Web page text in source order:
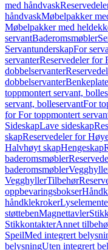
med håndvask
håndvaskMøbelpakker
Møbelpakker med
servantBaderomsmøbler
ServantunderskapFor
servanterReservedeler for
dobbelservanter
dobbelservanter
toppmontert servant,
servant, bolleservantFor
for For toppmontert
SideskapLave sideskap
skapReservedeler for
Halvhøyt skapHengeskap
baderomsmøbler
baderomsmøbler
VegghyllerTilbehør
oppbevaringsbokser
håndklekroker
støttebenMagnettavler
StikkontakterAnnet
SpeilMed integrert
belysningUten integrert